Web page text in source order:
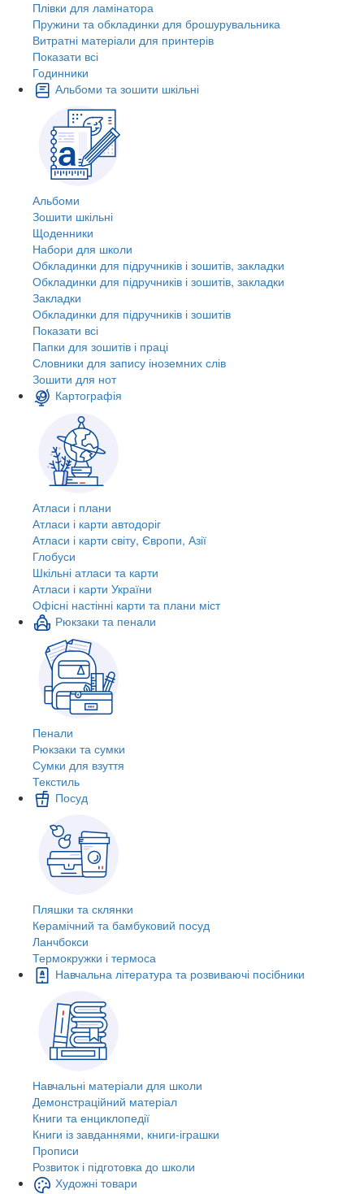
Плівки для ламінатора
Пружини та обкладинки для брошурувальника
Витратні матеріали для принтерів
Показати всі
Годинники
Альбоми та зошити шкільні
Альбоми
Зошити шкільні
Щоденники
Набори для школи
Обкладинки для підручників і зошитів, закладки
Обкладинки для підручників і зошитів, закладки
Закладки
Обкладинки для підручників і зошитів
Показати всі
Папки для зошитів і праці
Словники для запису іноземних слів
Зошити для нот
Картографія
Атласи і плани
Атласи і карти автодоріг
Атласи і карти світу, Європи, Азії
Глобуси
Шкільні атласи та карти
Атласи і карти України
Офісні настінні карти та плани міст
Рюкзаки та пенали
Пенали
Рюкзаки та сумки
Сумки для взуття
Текстиль
Посуд
Пляшки та склянки
Керамічний та бамбуковий посуд
Ланчбокси
Термокружки і термоса
Навчальна література та розвиваючі посібники
Навчальні матеріали для школи
Демонстраційний матеріал
Книги та енциклопедії
Книги із завданнями, книги-іграшки
Прописи
Розвиток і підготовка до школи
Художні товари